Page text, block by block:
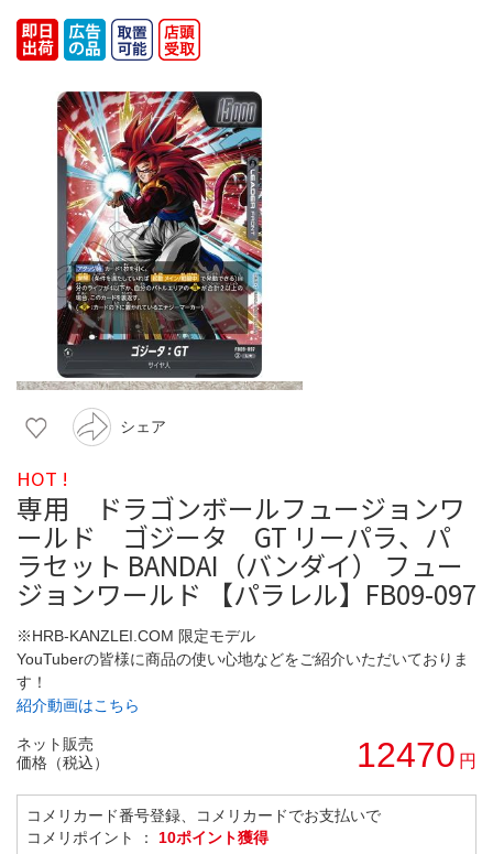
シェア
HOT !
専用 ドラゴンボールフュージョンワ
ールド ゴジータ GT リーパラ、パ
ラセット BANDAI（バンダイ） フュー
ジョンワールド 【パラレル】FB09-097
※HRB-KANZLEI.COM 限定モデル
YouTuberの皆様に商品の使い心地などをご紹介いただいておりま
す！
紹介動画はこちら
ネット販売
価格（税込）
12470 円
コメリカード番号登録、コメリカードでお支払いで
コメリポイント ： 10ポイント獲得